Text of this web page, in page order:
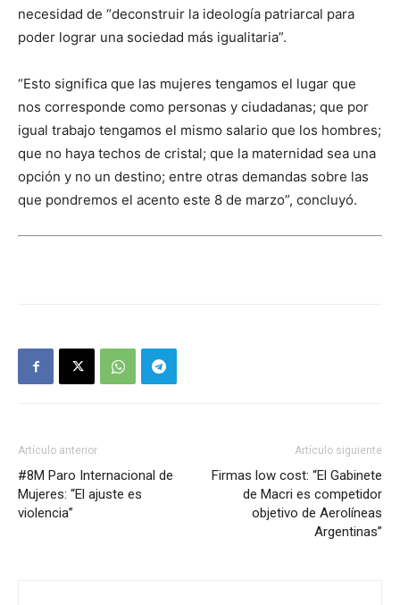
necesidad de “deconstruir la ideología patriarcal para
poder lograr una sociedad más igualitaria”.
“Esto significa que las mujeres tengamos el lugar que
nos corresponde como personas y ciudadanas; que por
igual trabajo tengamos el mismo salario que los hombres;
que no haya techos de cristal; que la maternidad sea una
opción y no un destino; entre otras demandas sobre las
que pondremos el acento este 8 de marzo”, concluyó.
Artículo anterior
#8M Paro Internacional de
Mujeres: “El ajuste es
violencia”
Artículo siguiente
Firmas low cost: “El Gabinete
de Macri es competidor
objetivo de Aerolíneas
Argentinas”